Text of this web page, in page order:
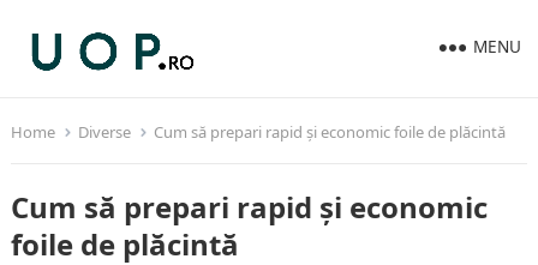
MENU
Home Diverse Cum să prepari rapid și economic foile de plăcintă
Cum să prepari rapid și economic
foile de plăcintă